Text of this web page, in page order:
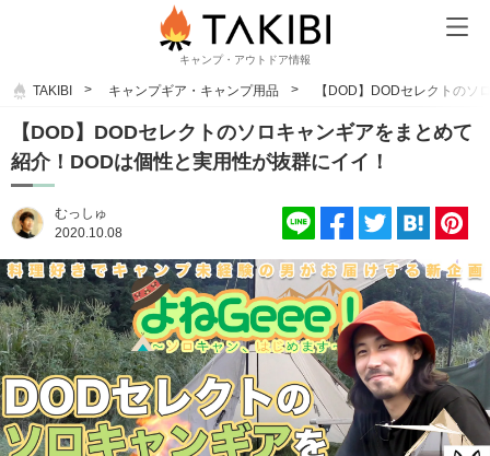
キャンプ・アウトドア情報
TAKIBI キャンプギア・キャンプ用品 【DOD】DODセレクトの
【DOD】DODセレクトのソロキャンギアをまとめて
紹介！DODは個性と実用性が抜群にイイ！
むっしゅ
2020.10.08